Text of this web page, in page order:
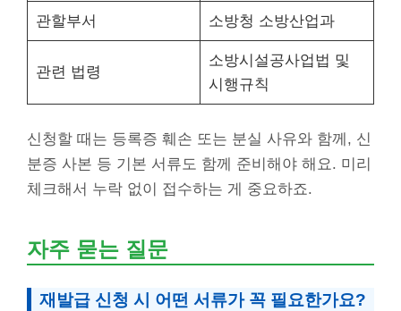
관할부서 소방청 소방산업과
관련 법령
소방시설공사업법 및
시행규칙
신청할 때는 등록증 훼손 또는 분실 사유와 함께, 신
분증 사본 등 기본 서류도 함께 준비해야 해요. 미리
체크해서 누락 없이 접수하는 게 중요하죠.
자주 묻는 질문
재발급 신청 시 어떤 서류가 꼭 필요한가요?